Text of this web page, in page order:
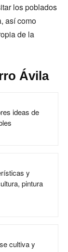
los poblados
así como
de la
Ávila
ideas de
y
pintura
cultiva y